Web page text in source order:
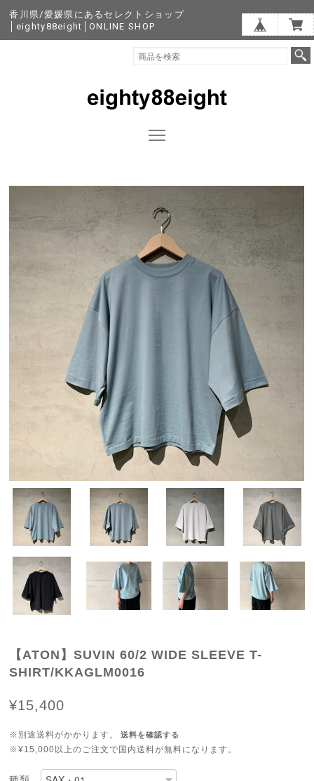
香川県/愛媛県にあるセレクトショップ
│eighty88eight│ONLINE SHOP
【ATON】SUVIN 60/2 WIDE SLEEVE T-
SHIRT/KKAGLM0016
¥15,400
※別途送料がかかります。 送料を確認する
※¥15,000以上のご注文で国内送料が無料になります。